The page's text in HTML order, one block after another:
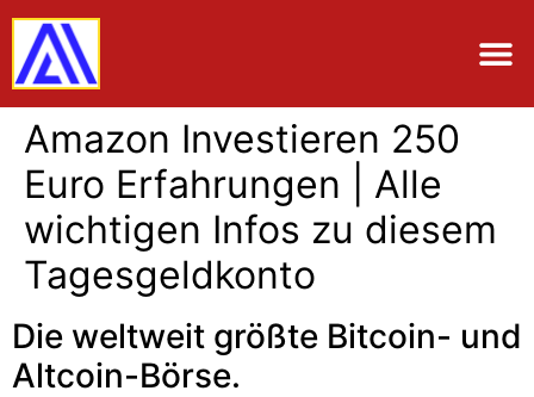
Amazon Investieren 250
Euro Erfahrungen | Alle
wichtigen Infos zu diesem
Tagesgeldkonto
Die weltweit größte Bitcoin- und
Altcoin-Börse.